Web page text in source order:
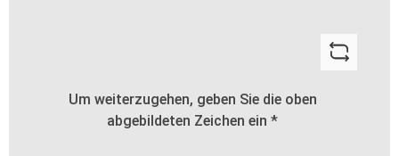
Um weiterzugehen, geben Sie die oben
abgebildeten Zeichen ein *